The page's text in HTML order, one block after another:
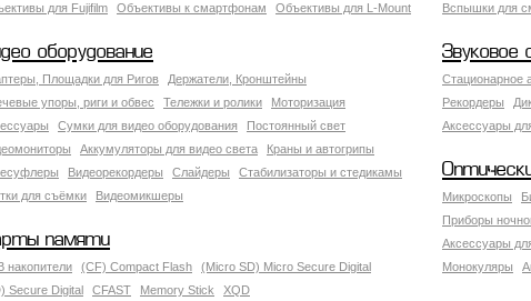
для Fujifilm
Объективы к смартфонам Объективы для L-Mount
Вспышки для
оборудование
Площадки для Ригов
Держатели, Кронштейны
упоры, риги и обвес
Тележки и ролики
Моторизация
Сумки для видео оборудования
Постоянный свет
Аккумуляторы для видео света
Краны и автогрипы
Видеорекордеры Слайдеры
Стабилизаторы и стедикамы
для съёмки
Видеомикшеры
Звуковое
Стационарное
Рекордеры
Аксессуары
Микроскопы
Приборы
Аксессуары
Монокуляры
памяти
накопители (CF) Compact Flash
(Micro SD) Micro Secure Digital
Secure Digital
CFAST Memory Stick
XQD